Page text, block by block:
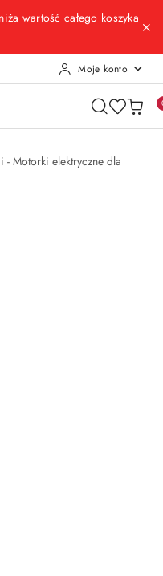
wartość całego koszyka
Moje konto
Motorki elektryczne dla